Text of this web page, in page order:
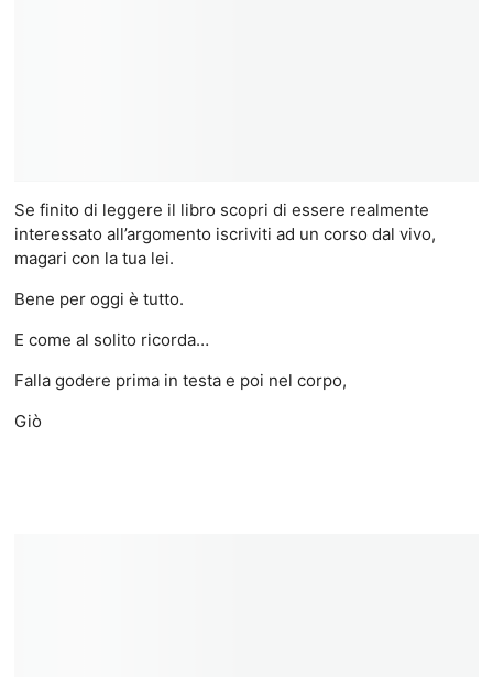
Se finito di leggere il libro scopri di essere realmente
interessato all’argomento iscriviti ad un corso dal vivo,
magari con la tua lei.
Bene per oggi è tutto.
E come al solito ricorda…
Falla godere prima in testa e poi nel corpo,
Giò